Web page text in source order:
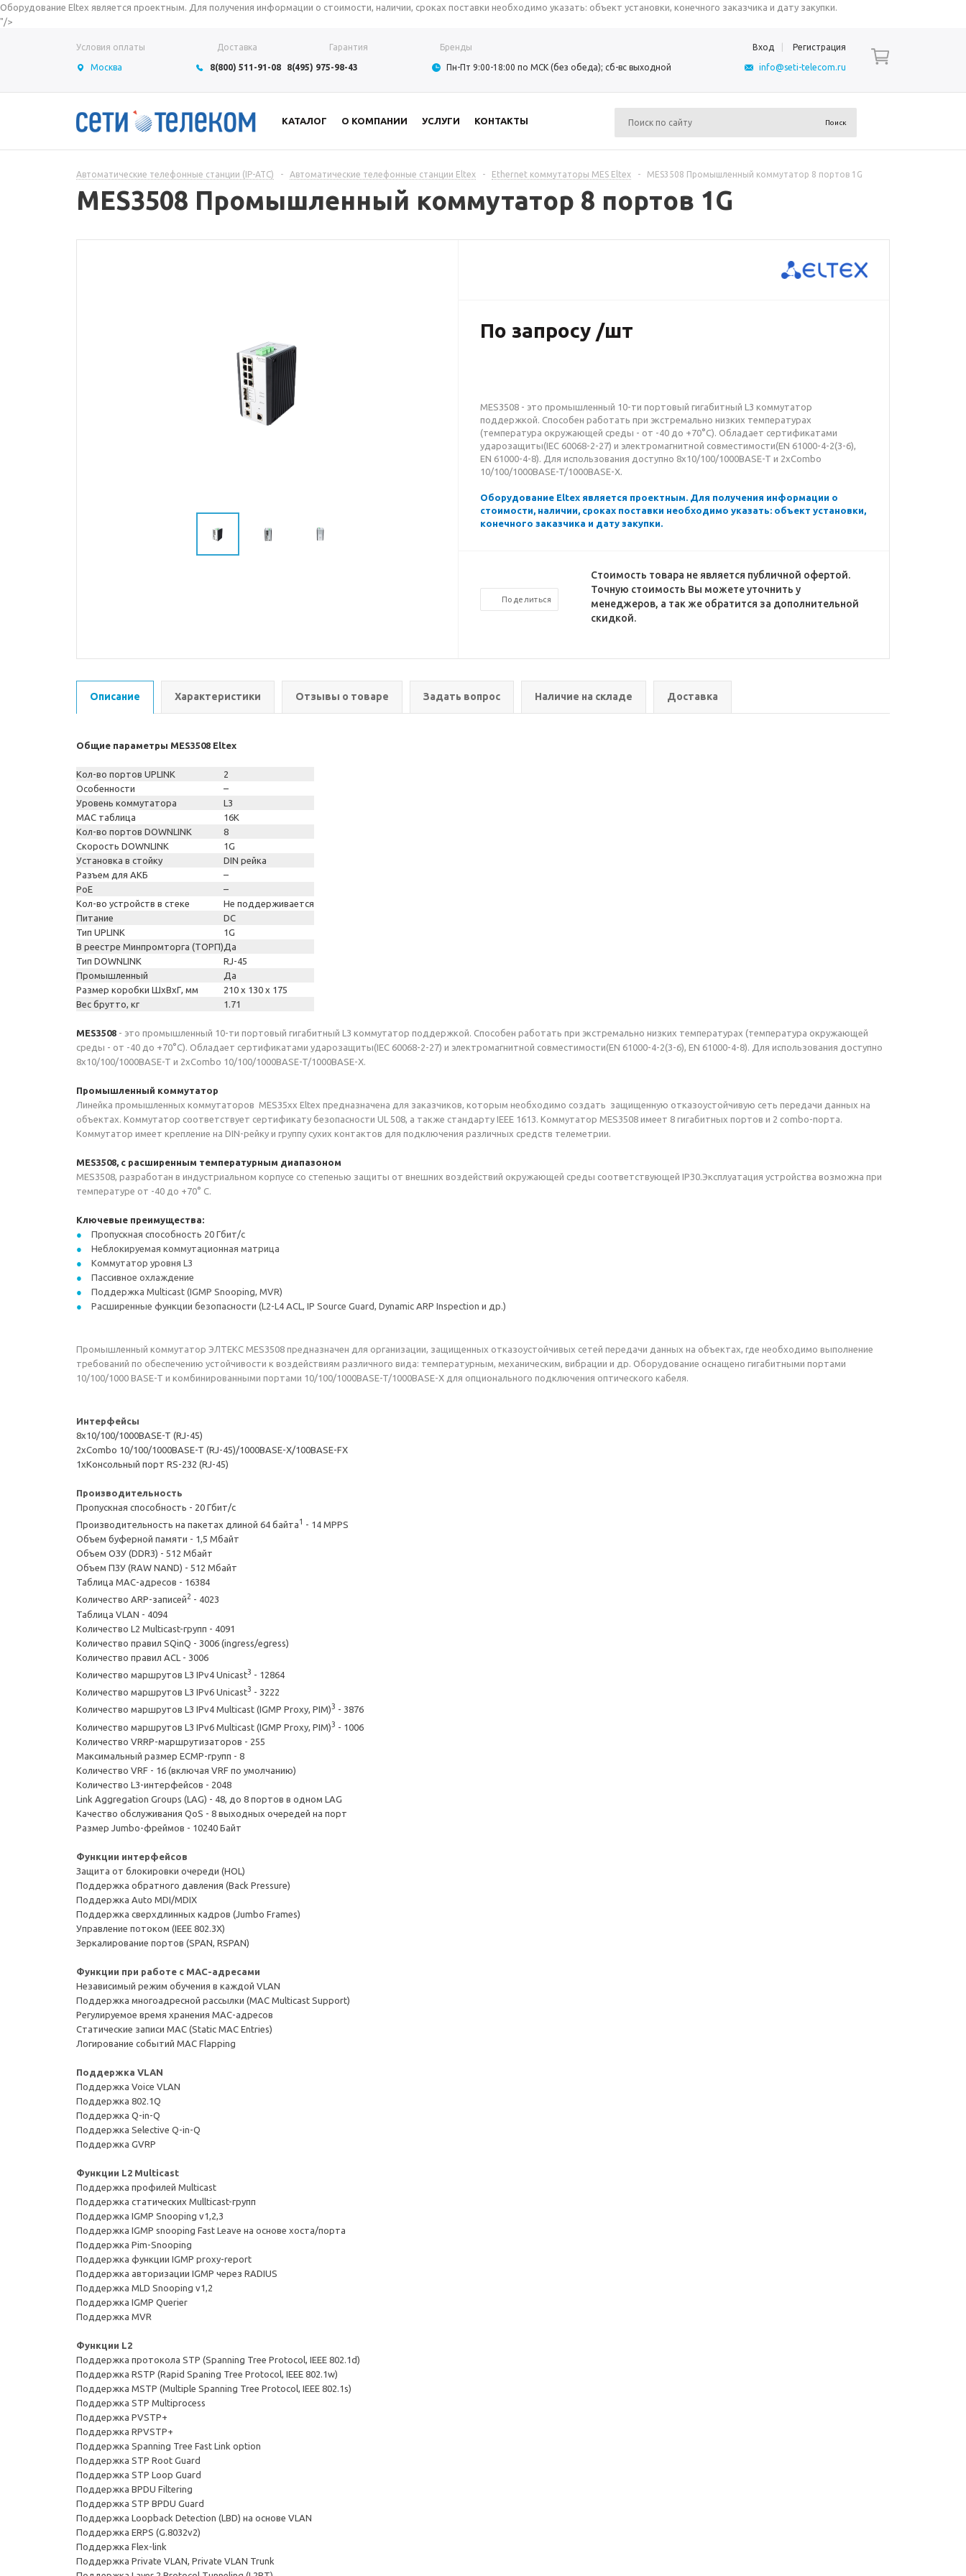
Оборудование Eltex является проектным. Для получения информации о стоимости, наличии, сроках поставки необходимо указать: объект установки, конечного заказчика и дату закупки.
"/>
Условия оплаты Доставка Гарантия Бренды Вход Регистрация
Москва 8(800) 511-91-08 8(495) 975-98-43 Пн-Пт 9:00-18:00 по МСК (без обеда); сб-вс выходной info@seti-telecom.ru
КАТАЛОГ О КОМПАНИИ УСЛУГИ КОНТАКТЫ
Автоматические телефонные станции (IP-АТС) - Автоматические телефонные станции Eltex - Ethernet коммутаторы MES Eltex - MES3508 Промышленный коммутатор 8 портов 1G
MES3508 Промышленный коммутатор 8 портов 1G
По запросу /шт
MES3508 - это промышленный 10-ти портовый гигабитный L3 коммутатор
поддержкой. Cпособен работать при экстремально низких температурах
(температура окружающей среды - от -40 до +70°С). Обладает сертификатами
ударозащиты(IEC 60068-2-27) и электромагнитной совместимости(EN 61000-4-2(3-6),
EN 61000-4-8). Для использования доступно 8х10/100/1000BASE-T и 2хCombo
10/100/1000BASE-T/1000BASE-X.
Оборудование Eltex является проектным. Для получения информации о
стоимости, наличии, сроках поставки необходимо указать: объект установки,
конечного заказчика и дату закупки.
Поделиться
Стоимость товара не является публичной офертой.
Точную стоимость Вы можете уточнить у
менеджеров, а так же обратится за дополнительной
скидкой.
Описание Характеристики Отзывы о товаре Задать вопрос Наличие на складе Доставка
Общие параметры MES3508 Eltex
Кол-во портов UPLINK
2
Особенности
–
Уровень коммутатора
L3
MAC таблица
16K
Кол-во портов DOWNLINK
8
Скорость DOWNLINK
1G
Установка в стойку
DIN рейка
Разъем для АКБ
–
PoE
–
Кол-во устройств в стеке
Не поддерживается
Питание
DC
Тип UPLINK
1G
В реестре Минпромторга (ТОРП) Да
Тип DOWNLINK
RJ-45
Промышленный
Да
Размер коробки ШхВхГ, мм
210 x 130 x 175
Вес брутто, кг
1.71
MES3508 - это промышленный 10-ти портовый гигабитный L3 коммутатор поддержкой. Cпособен работать при экстремально низких температурах (температура окружающей
среды - от -40 до +70°С). Обладает сертификатами ударозащиты(IEC 60068-2-27) и электромагнитной совместимости(EN 61000-4-2(3-6), EN 61000-4-8). Для использования доступно
8х10/100/1000BASE-T и 2хCombo 10/100/1000BASE-T/1000BASE-X.
Промышленный коммутатор
Линейка промышленных коммутаторов MES35xx Eltex предназначена для заказчиков, которым необходимо создать защищенную отказоустойчивую сеть передачи данных на
объектах. Коммутатор соответствует сертификату безопасности UL 508, а также стандарту IEEE 1613. Коммутатор MES3508 имеет 8 гигабитных портов и 2 combo-порта.
Коммутатор имеет крепление на DIN-рейку и группу сухих контактов для подключения различных средств телеметрии.
МЕS3508, с расширенным температурным диапазоном
MES3508, разработан в индустриальном корпусе со степенью защиты от внешних воздействий окружающей среды соответствующей IP30.Эксплуатация устройства возможна при
температуре от -40 до +70° С.
Ключевые преимущества:
Пропускная способность 20 Гбит/c
Неблокируемая коммутационная матрица
Коммутатор уровня L3
Пассивное охлаждение
Поддержка Multicast (IGMP Snooping, MVR)
Расширенные функции безопасности (L2-L4 ACL, IP Source Guard, Dynamic ARP Inspection и др.)
Промышленный коммутатор ЭЛТЕКС MES3508 предназначен для организации, защищенных отказоустойчивых сетей передачи данных на объектах, где необходимо выполнение
требований по обеспечению устойчивости к воздействиям различного вида: температурным, механическим, вибрации и др. Оборудование оснащено гигабитными портами
10/100/1000 BASE-T и комбинированными портами 10/100/1000BASE-T/1000BASE-X для опционального подключения оптического кабеля.
Интерфейсы
8х10/100/1000BASE-T (RJ-45)
2хCombo 10/100/1000BASE-T (RJ-45)/1000BASE-X/100BASE-FX
1xКонсольный порт RS-232 (RJ-45)
Производительность
Пропускная способность - 20 Гбит/с
Производительность на пакетах длиной 64 байта1 - 14 MPPS
Объем буферной памяти - 1,5 Mбайт
Объем ОЗУ (DDR3) - 512 Mбайт
Объем ПЗУ (RAW NAND) - 512 Mбайт
Таблица MAC-адресов - 16384
Количество ARP-записей2 - 4023
Таблица VLAN - 4094
Количество L2 Multicast-групп - 4091
Количество правил SQinQ - 3006 (ingress/egress)
Количество правил ACL - 3006
Количество маршрутов L3 IPv4 Unicast3 - 12864
Количество маршрутов L3 IPv6 Unicast3 - 3222
Количество маршрутов L3 IPv4 Multicast (IGMP Proxy, PIM)3 - 3876
Количество маршрутов L3 IPv6 Multicast (IGMP Proxy, PIM)3 - 1006
Количество VRRP-маршрутизаторов - 255
Максимальный размер ECMP-групп - 8
Количество VRF - 16 (включая VRF по умолчанию)
Количество L3-интерфейсов - 2048
Link Aggregation Groups (LAG) - 48, до 8 портов в одном LAG
Качество обслуживания QoS - 8 выходных очередей на порт
Размер Jumbo-фреймов - 10240 Байт
Функции интерфейсов
Защита от блокировки очереди (HOL)
Поддержка обратного давления (Back Pressure)
Поддержка Auto MDI/MDIX
Поддержка сверхдлинных кадров (Jumbo Frames)
Управление потоком (IEEE 802.3X)
Зеркалирование портов (SPAN, RSPAN)
Функции при работе с МAC-адресами
Независимый режим обучения в каждой VLAN
Поддержка многоадресной рассылки (MAC Multicast Support)
Регулируемое время хранения MAC-адресов
Статические записи MAC (Static MAC Entries)
Логирование событий MAC Flapping
Поддержка VLAN
Поддержка Voice VLAN
Поддержка 802.1Q
Поддержка Q-in-Q
Поддержка Selective Q-in-Q
Поддержка GVRP
Функции L2 Multicast
Поддержка профилей Multicast
Поддержка статических Mullticast-групп
Поддержка IGMP Snooping v1,2,3
Поддержка IGMP snooping Fast Leave на основе хоста/порта
Поддержка Pim-Snooping
Поддержка функции IGMP proxy-report
Поддержка авторизации IGMP через RADIUS
Поддержка MLD Snooping v1,2
Поддержка IGMP Querier
Поддержка MVR
Функции L2
Поддержка протокола STP (Spanning Tree Protocol, IEEE 802.1d)
Поддержка RSTP (Rapid Spaning Tree Protocol, IEEE 802.1w)
Поддержка MSTP (Multiple Spanning Tree Protocol, IEEE 802.1s)
Поддержка STP Multiprocess
Поддержка PVSTP+
Поддержка RPVSTP+
Поддержка Spanning Tree Fast Link option
Поддержка STP Root Guard
Поддержка STP Loop Guard
Поддержка BPDU Filtering
Поддержка STP BPDU Guard
Поддержка Loopback Detection (LBD) на основе VLAN
Поддержка ERPS (G.8032v2)
Поддержка Flex-link
Поддержка Private VLAN, Private VLAN Trunk